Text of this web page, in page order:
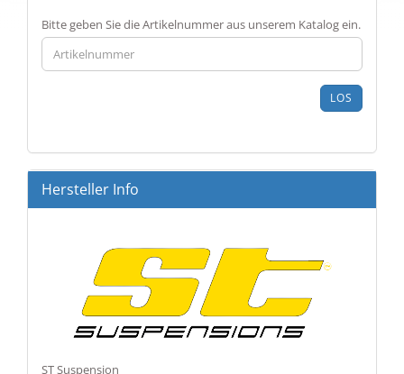
BITTE
GEBEN
SIE
DIE
EIN.
Bitte geben Sie die Artikelnummer aus unserem Katalog ein.
LOS
Hersteller Info
ST Suspension